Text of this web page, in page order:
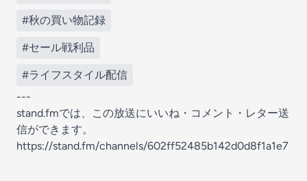
#秋の買い物記録
#セール戦利品
#ライフスタイル配信
---
stand.fmでは、この放送にいいね・コメント・レター送
信ができます。
https://stand.fm/channels/602ff52485b142d0d8f1a1e7